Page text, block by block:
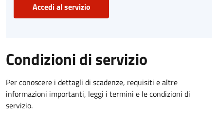
Accedi al servizio
Condizioni di servizio
Per conoscere i dettagli di scadenze, requisiti e altre
informazioni importanti, leggi i termini e le condizioni di
servizio.